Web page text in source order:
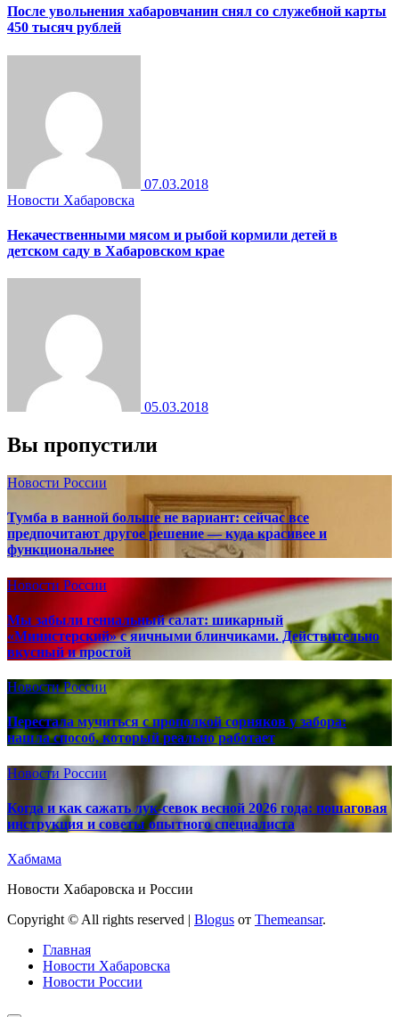
После увольнения хабаровчанин снял со служебной карты
450 тысяч рублей
07.03.2018
Новости Хабаровска
Некачественными мясом и рыбой кормили детей в
детском саду в Хабаровском крае
05.03.2018
Вы пропустили
Новости России
Тумба в ванной больше не вариант: сейчас все
предпочитают другое решение — куда красивее и
функциональнее
Новости России
Мы забыли гениальный салат: шикарный
«Министерский» с яичными блинчиками. Действительно
вкусный и простой
Новости России
Перестала мучиться с прополкой сорняков у забора:
нашла способ, который реально работает
Новости России
Когда и как сажать лук-севок весной 2026 года: пошаговая
инструкция и советы опытного специалиста
Хабмама
Новости Хабаровска и России
Copyright © All rights reserved | Blogus от Themeansar.
Главная
Новости Хабаровска
Новости России